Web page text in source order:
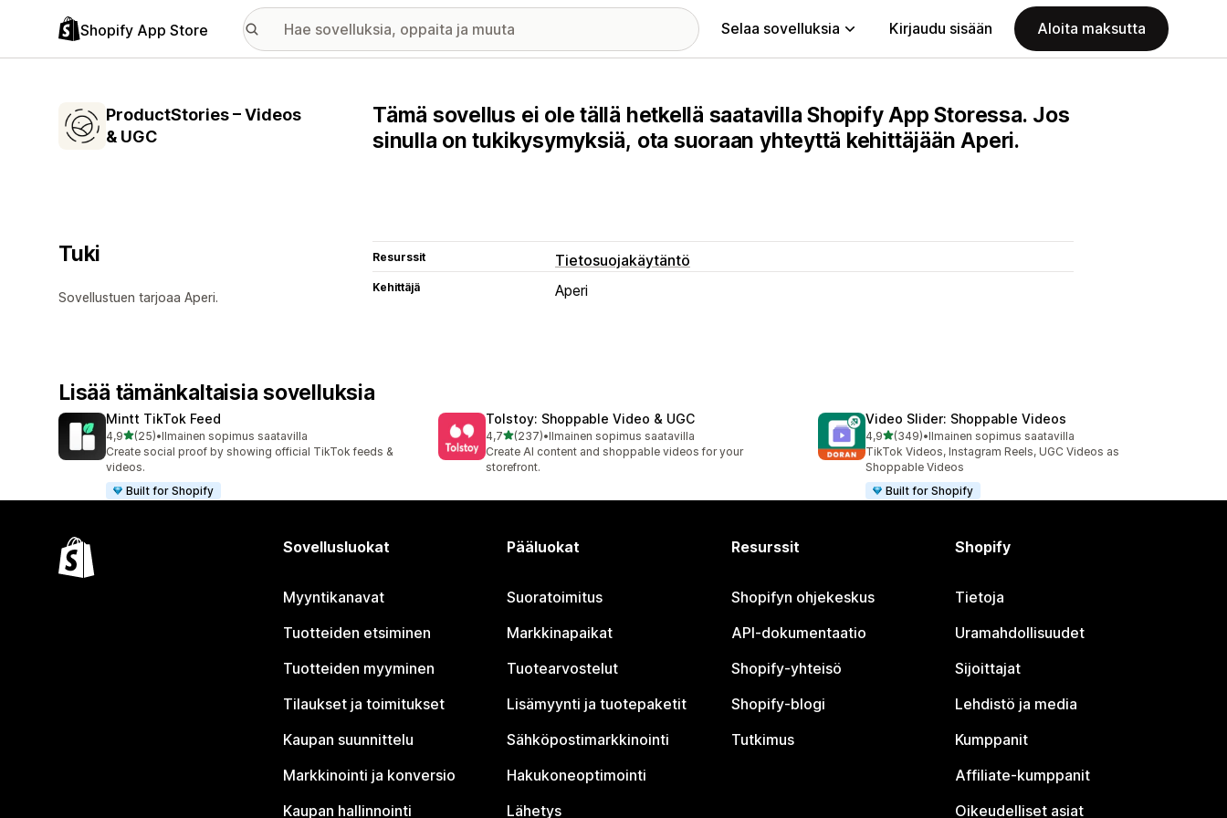
Shopify App Store Selaa sovelluksia Kirjaudu sisään Aloita maksutta
ProductStories – Videos
& UGC
Tämä sovellus ei ole tällä hetkellä saatavilla Shopify App Storessa. Jos
sinulla on tukikysymyksiä, ota suoraan yhteyttä kehittäjään Aperi.
Tuki
Sovellustuen tarjoaa Aperi.
Resurssit Tietosuojakäytäntö
Kehittäjä Aperi
Lisää tämänkaltaisia sovelluksia
Mintt TikTok Feed
4,9/ 5 tähteä
(25)
25 arvostelua yhteensä
•Ilmainen sopimus saatavilla
Create social proof by showing official TikTok feeds &
videos.
Built for Shopify
Tolstoy: Shoppable Video & UGC
4,7/ 5 tähteä
(237)
237 arvostelua yhteensä
•Ilmainen sopimus saatavilla
Create AI content and shoppable videos for your
storefront.
Video Slider: Shoppable Videos
4,9/ 5 tähteä
(349)
349 arvostelua yhteensä
•Ilmainen sopimus saatavilla
TikTok Videos, Instagram Reels, UGC Videos as
Shoppable Videos
Built for Shopify
Sovellusluokat
Myyntikanavat
Tuotteiden etsiminen
Tuotteiden myyminen
Tilaukset ja toimitukset
Kaupan suunnittelu
Markkinointi ja konversio
Kaupan hallinnointi
Pääluokat
Suoratoimitus
Markkinapaikat
Tuotearvostelut
Lisämyynti ja tuotepaketit
Sähköpostimarkkinointi
Hakukoneoptimointi
Lähetys
Resurssit
Shopifyn ohjekeskus
API-dokumentaatio
Shopify-yhteisö
Shopify-blogi
Tutkimus
Shopify
Tietoja
Uramahdollisuudet
Sijoittajat
Lehdistö ja media
Kumppanit
Affiliate-kumppanit
Oikeudelliset asiat